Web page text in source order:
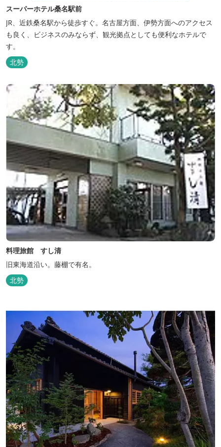
スーパーホテル桑名駅前
JR、近鉄桑名駅から徒歩すぐ。名古屋方面、伊勢方面へのアクセス
も良く、ビジネスのみならず、観光拠点としても便利なホテルで
す。
北勢
料理旅館 すし清
旧東海道沿い。藤棚で有名。
北勢